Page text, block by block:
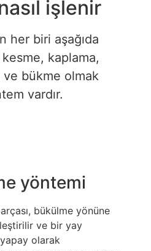
işlenir
her biri aşağıda
kaplama,
bükme olmak
vardır.
yöntemi
bükülme yönüne
ve bir yay
olarak